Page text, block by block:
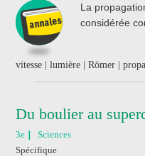
La
considérée
vitesse | lumière | Römer |
Du boulier au
3e
Sciences
Spécifique